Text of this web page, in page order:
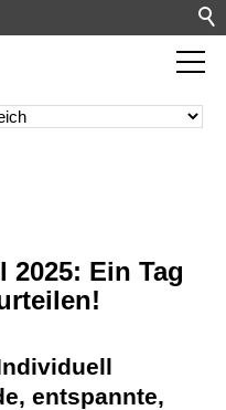
2025: Ein Tag
entspannte,